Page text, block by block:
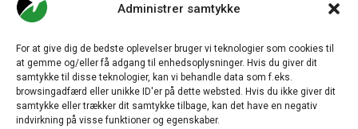
Administrer samtykke
For at give dig de bedste oplevelser bruger vi teknologier som cookies til
at gemme og/eller få adgang til enhedsoplysninger. Hvis du giver dit
samtykke til disse teknologier, kan vi behandle data som f.eks.
browsingadfærd eller unikke ID'er på dette websted. Hvis du ikke giver dit
samtykke eller trækker dit samtykke tilbage, kan det have en negativ
indvirkning på visse funktioner og egenskaber.
CHECK-IN.DKer Skandinaviens førende digitale branchemedie
om luftfart og drives afTravelmedia Nordic ApS.
Ansvarshavende redaktør: